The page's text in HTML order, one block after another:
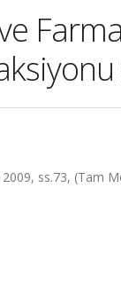
ve
ss.73, (Tam